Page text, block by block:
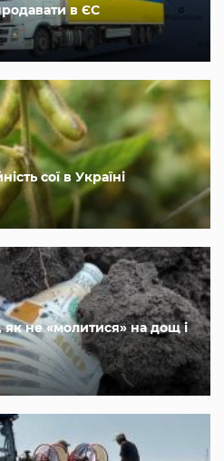
в ЄС
сої в Україні
не «молитися» на дощ і